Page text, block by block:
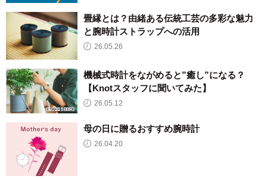
畳縁とは？由緒ある伝統工芸の多彩な魅力
と腕時計ストラップへの活用
26.05.26
機械式時計をながめると”癒し”になる？
【Knotスタッフに聞いてみた】
26.05.12
母の日に贈るおすすめ腕時計
26.04.20